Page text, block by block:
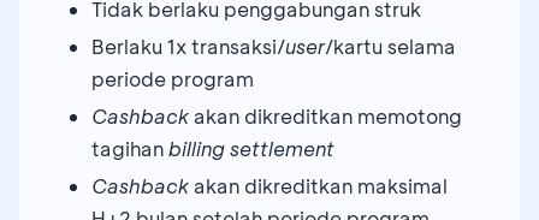
Tidak berlaku penggabungan struk
Berlaku 1x transaksi/user/kartu selama
periode program
Cashback akan dikreditkan memotong
tagihanbilling settlement
Cashback akan dikreditkan maksimal